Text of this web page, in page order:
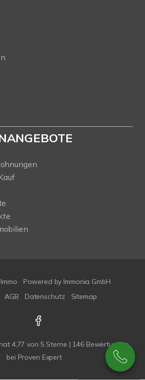
Powered by Immonia GmbH
AGB Datenschutz Sitemap
hat 4,77 von 5 Sterne | 146Bewertungen
bei Proven Expert